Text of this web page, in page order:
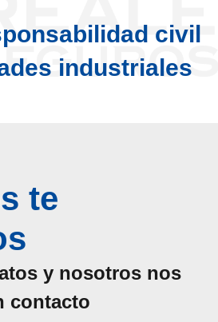
civil
industriales
te
y nosotros nos
contacto